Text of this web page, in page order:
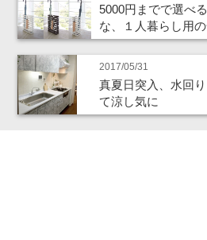
5000円までで選べ
な、１人暮らし用
2017/05/31
真夏日突入、水回
て涼し気に